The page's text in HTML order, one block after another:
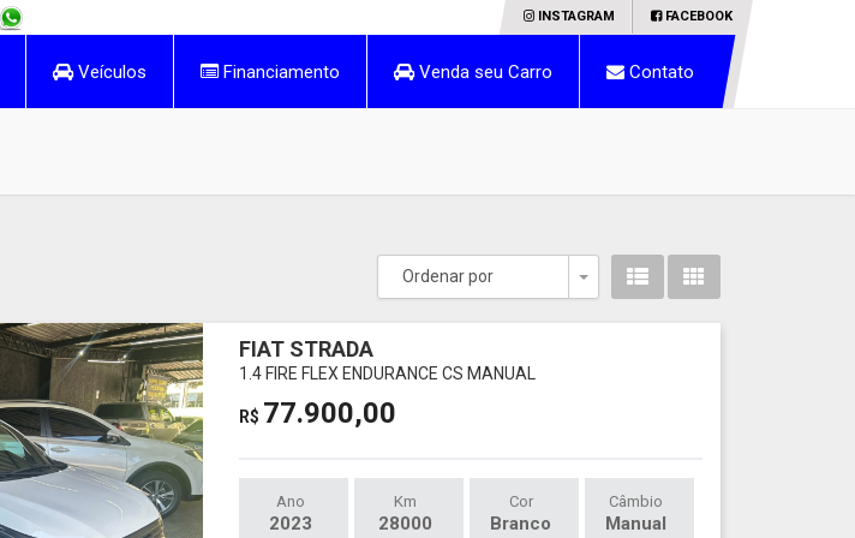
INSTAGRAM FACEBOOK
Veículos Financiamento Venda seu Carro Contato
Ordenar por
Toggle Dropdown
FIAT STRADA
1.4 FIRE FLEX ENDURANCE CS MANUAL
R$ 77.900,00
Ano
2023
Km
28000
Cor
Branco
Câmbio
Manual